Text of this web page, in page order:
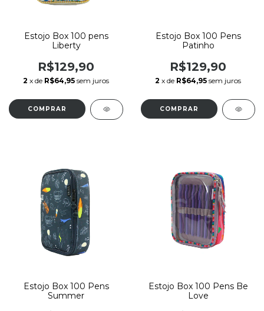
Estojo Box 100 pens
Liberty
R$129,90
2 x de R$64,95 sem juros
Estojo Box 100 Pens
Patinho
R$129,90
2 x de R$64,95 sem juros
Estojo Box 100 Pens
Summer
Estojo Box 100 Pens Be
Love